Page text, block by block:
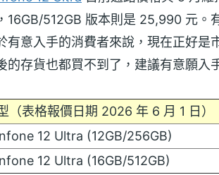
16GB/512GB 版本則是 25,990 元
有意入手的消費者來說，現在正好是
的存貨也都買不到了，建議有意願入
（表格報價日期 2026 年 6 月 1 日）
12 Ultra (12GB/256GB)
12 Ultra (16GB/512GB)